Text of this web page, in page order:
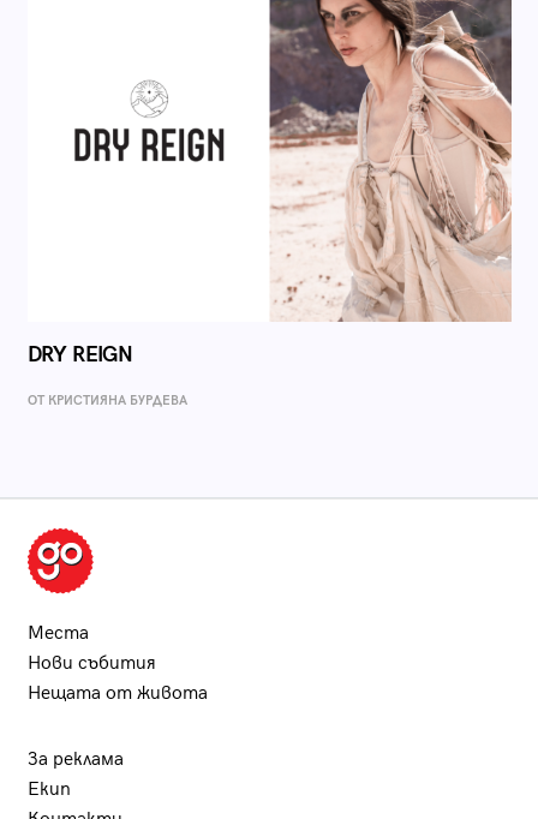
DRY REIGN
ОТ КРИСТИЯНА БУРДЕВА
Места
Нови събития
Нещата от живота
За реклама
Екип